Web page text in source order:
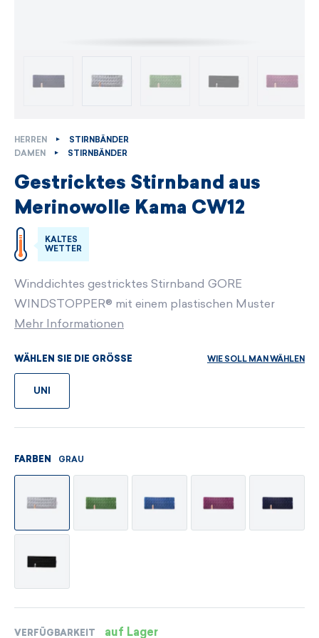
HERREN
STIRNBÄNDER
DAMEN
STIRNBÄNDER
Gestricktes Stirnband aus
Merinowolle Kama CW12
KALTES
WETTER
Winddichtes gestricktes Stirnband GORE
WINDSTOPPER® mit einem plastischen Muster
Mehr Informationen
WÄHLEN SIE DIE GRÖSSE WIE SOLL MAN WÄHLEN
UNI
FARBEN GRAU
VERFÜGBARKEIT auf Lager